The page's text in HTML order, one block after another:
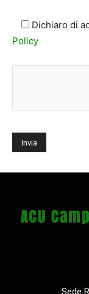
Dichiaro di
Policy
Sede